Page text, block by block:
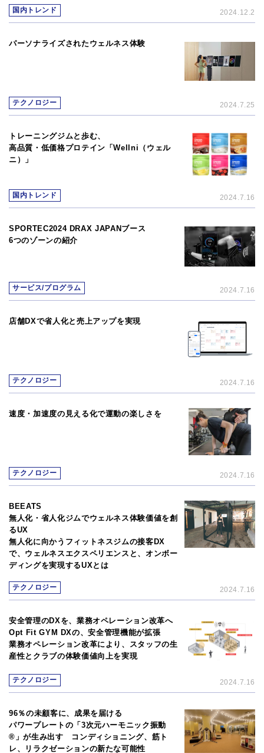
国内トレンド 2024.12.2
パーソナライズされたウェルネス体験
テクノロジー 2024.7.25
トレーニングジムと歩む、
高品質・低価格プロテイン「Wellni（ウェル
ニ）」
国内トレンド 2024.7.16
SPORTEC2024 DRAX JAPANブース
6つのゾーンの紹介
サービス/プログラム 2024.7.16
店舗DXで省人化と売上アップを実現
テクノロジー 2024.7.16
速度・加速度の見える化で運動の楽しさを
テクノロジー 2024.7.16
BEEATS
無人化・省人化ジムでウェルネス体験価値を創
るUX
無人化に向かうフィットネスジムの接客DX
で、ウェルネスエクスペリエンスと、オンボー
ディングを実現するUXとは
テクノロジー 2024.7.16
安全管理のDXを、業務オペレーション改革へ
Opt Fit GYM DXの、安全管理機能が拡張
業務オペレーション改革により、スタッフの生
産性とクラブの体験価値向上を実現
テクノロジー 2024.7.16
96％の未顧客に、成果を届ける
パワープレートの「3次元ハーモニック振動
®」が生み出す コンディショニング、筋ト
レ、リラクゼーションの新たな可能性